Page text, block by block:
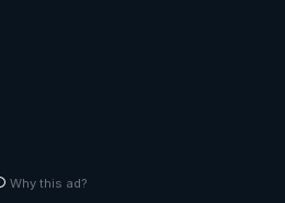
Why this ad?